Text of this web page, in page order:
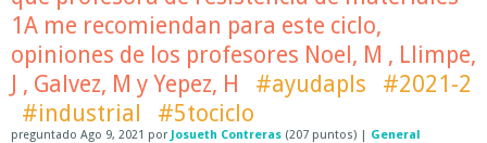
1A me recomiendan para este ciclo,
opiniones de los profesores Noel, M , Llimpe,
J , Galvez, M y Yepez, H
#ayudapls
#2021-2
#industrial
#5tociclo
preguntado Ago 9, 2021 por Josueth Contreras (207 puntos) | General